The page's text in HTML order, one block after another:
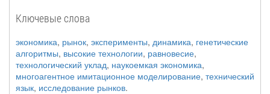
Ключевые слова
экономика, рынок, эксперименты, динамика, генетические
алгоритмы, высокие технологии, равновесие,
технологический уклад, наукоемкая экономика,
многоагентное имитационное моделирование, технический
язык, исследование рынков.